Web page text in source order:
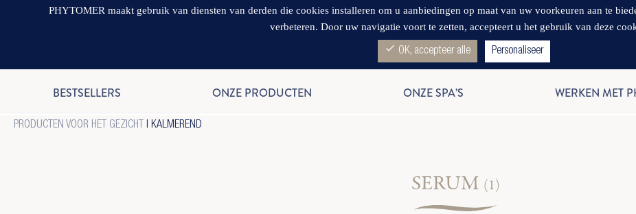
BESTSELLERS ONZE PRODUCTEN ONZE SPA’S WERKEN MET
PRODUCTEN VOOR HET GEZICHT | KALMEREND
SERUM (1)
PHYTOMER maakt gebruik van diensten van derden die cookies installeren om u aanbiedingen op maat van uw voorkeuren aan te
verbeteren. Door uw navigatie voort te zetten, accepteert u het gebruik van deze
check OK, accepteer alle Personaliseer